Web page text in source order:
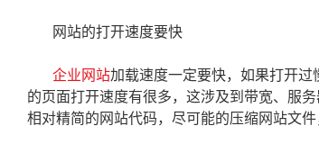
网站的打开速度要快
企业网站加载速度一定要快，如果打开
的页面打开速度有很多，这涉及到带宽、服
相对精简的网站代码，尽可能的压缩网站文件